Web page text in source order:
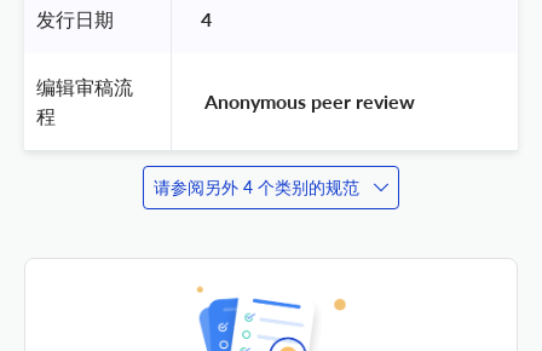
发行日期 4
编辑审稿流
程
Anonymous peer review
请参阅另外 4 个类别的规范